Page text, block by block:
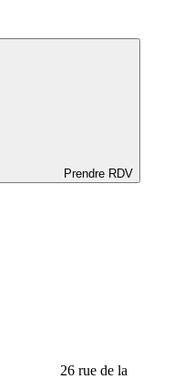
Prendre RDV
26 rue de la